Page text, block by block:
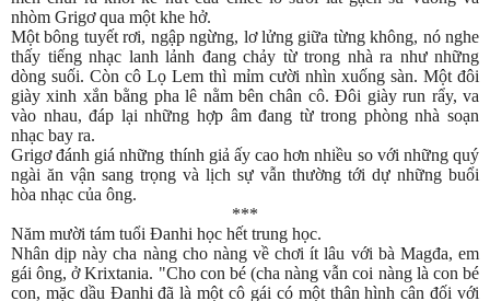
nhòm Grigơ qua một khe hở.
Một bông tuyết rơi, ngập ngừng, lơ lửng giữa từng không, nó nghe
thấy tiếng nhạc lanh lảnh đang chảy từ trong nhà ra như những
dòng suối. Còn cô Lọ Lem thì mỉm cười nhìn xuống sàn. Một đôi
giày xinh xắn bằng pha lê nằm bên chân cô. Đôi giày run rẩy, va
vào nhau, đáp lại những hợp âm đang từ trong phòng nhà soạn
nhạc bay ra.
Grigơ đánh giá những thính giả ấy cao hơn nhiều so với những quý
ngài ăn vận sang trọng và lịch sự vẫn thường tới dự những buổi
hòa nhạc của ông.
***
Năm mười tám tuổi Đanhi học hết trung học.
Nhân dịp này cha nàng cho nàng về chơi ít lâu với bà Magđa, em
gái ông, ở Krixtania. "Cho con bé (cha nàng vẫn coi nàng là con bé
con, mặc dầu Đanhi đã là một cô gái có một thân hình cân đối với